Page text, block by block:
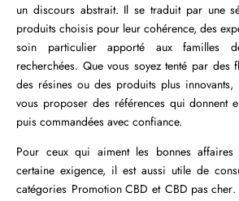
un discours abstrait. Il se traduit par une
produits choisis pour leur cohérence, des
soin particulier apporté aux familles
recherchées. Que vous soyez tenté par des
des résines ou des produits plus innovants,
vous proposer des références qui donnent
puis commandées avec confiance.
Pour ceux qui aiment les bonnes
certaine exigence, il est aussi utile de
catégories Promotion CBD etCBD pas cher.